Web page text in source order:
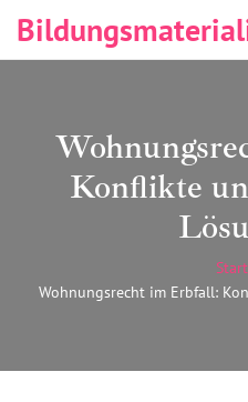
Konflikte
Wohnungsrecht im Erbfall: